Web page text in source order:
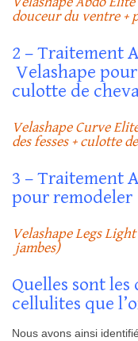
douceurdu ventre +
2 – Traitement
Velashape
culotte de
Velashape Curve
desfesses + culotte
3 – Traitement
pour remodeler
Velashape Legs
jambes)
Quelles sont
cellulites que
Nous avons ainsi